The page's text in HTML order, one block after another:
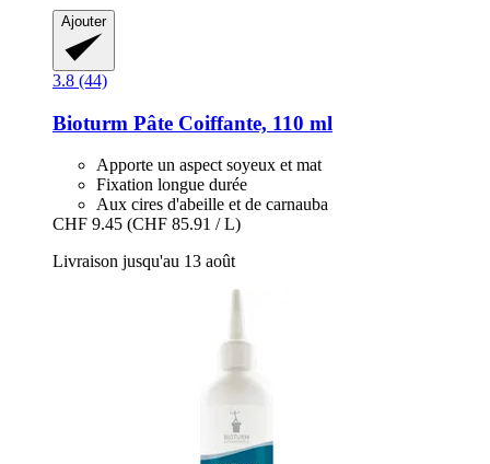
Ajouter
3.8 (44)
Bioturm Pâte Coiffante, 110 ml
Apporte un aspect soyeux et mat
Fixation longue durée
Aux cires d'abeille et de carnauba
CHF 9.45 (CHF 85.91 / L)
Livraison jusqu'au 13 août